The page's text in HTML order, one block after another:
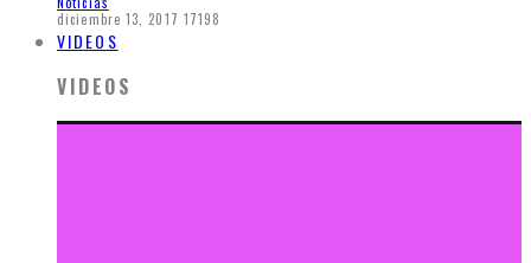
diciembre 13, 2017 17198
VIDEOS
VIDEOS